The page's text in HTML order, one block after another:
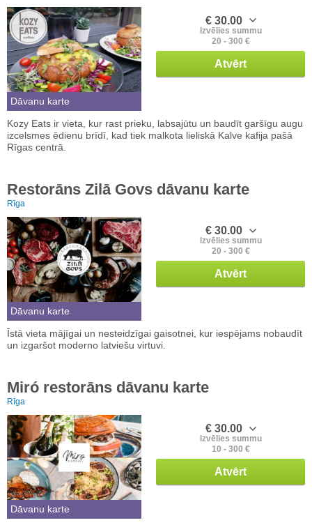
Dāvanu karte
€ 30.00
Izvēlies summu
20 - 300 €
Atvērt
Kozy Eats ir vieta, kur rast prieku, labsajūtu un baudīt garšīgu augu
izcelsmes ēdienu brīdī, kad tiek malkota lieliskā Kalve kafija pašā
Rīgas centrā.
Restorāns Zilā Govs dāvanu karte
Rīga
Dāvanu karte
€ 30.00
Izvēlies summu
20 - 300 €
Atvērt
Īstā vieta mājīgai un nesteidzīgai gaisotnei, kur iespējams nobaudīt
un izgaršot moderno latviešu virtuvi.
Miró restorāns dāvanu karte
Rīga
Dāvanu karte
€ 30.00
Izvēlies summu
10 - 300 €
Atvērt